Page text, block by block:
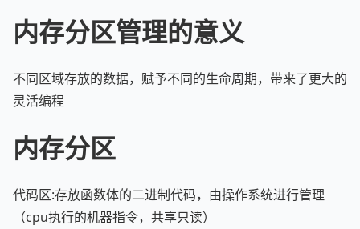
内存分区管理的意义
不同区域存放的数据，赋予不同的生命周期，带来了更大的
灵活编程
内存分区
代码区:存放函数体的二进制代码，由操作系统进行管理
（cpu执行的机器指令，共享只读）